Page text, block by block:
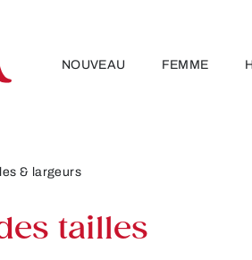
NOUVEAU FEMME
& largeurs
tailles